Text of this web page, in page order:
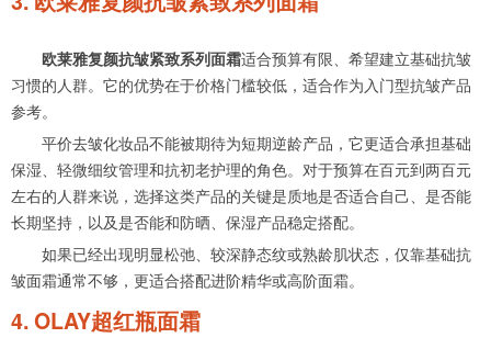
欧莱雅复颜抗皱紧致系列面霜适合预算有限、希望建立基础抗皱
习惯的人群。它的优势在于价格门槛较低，适合作为入门型抗皱产品
参考。
平价去皱化妆品不能被期待为短期逆龄产品，它更适合承担基础
保湿、轻微细纹管理和抗初老护理的角色。对于预算在百元到两百元
左右的人群来说，选择这类产品的关键是质地是否适合自己、是否能
长期坚持，以及是否能和防晒、保湿产品稳定搭配。
如果已经出现明显松弛、较深静态纹或熟龄肌状态，仅靠基础抗
皱面霜通常不够，更适合搭配进阶精华或高阶面霜。
4. OLAY超红瓶面霜